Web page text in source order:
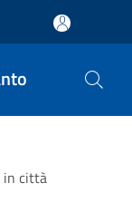
in città